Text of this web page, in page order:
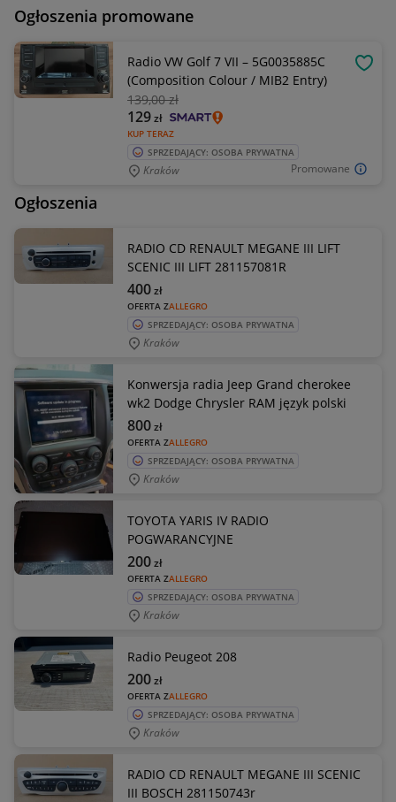
Ogłoszenia promowane
Promowane
Radio VW Golf 7 VII – 5G0035885C
(Composition Colour / MIB2 Entry)
139,00 zł
KUP TERAZ
129zł
SPRZEDAJĄCY: OSOBA PRYWATNA
Kraków
Ogłoszenia
RADIO CD RENAULT MEGANE III LIFT
SCENIC III LIFT 281157081R
OFERTA ZALLEGRO
400zł
SPRZEDAJĄCY: OSOBA PRYWATNA
Kraków
Konwersja radia Jeep Grand cherokee
wk2 Dodge Chrysler RAM język polski
OFERTA ZALLEGRO
800zł
SPRZEDAJĄCY: OSOBA PRYWATNA
Kraków
TOYOTA YARIS IV RADIO
POGWARANCYJNE
OFERTA ZALLEGRO
200zł
SPRZEDAJĄCY: OSOBA PRYWATNA
Kraków
Radio Peugeot 208
OFERTA ZALLEGRO
200zł
SPRZEDAJĄCY: OSOBA PRYWATNA
Kraków
RADIO CD RENAULT MEGANE III SCENIC
III BOSCH 281150743r